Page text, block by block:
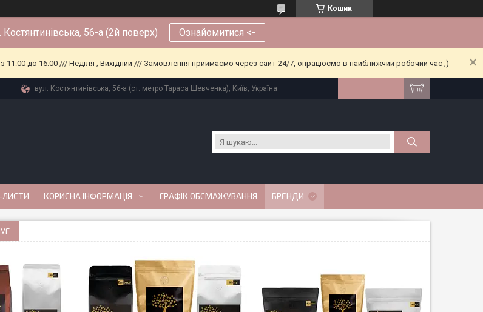
Кошик
Костянтинівська, 56-а (2й поверх) Ознайомитися <-
до 16:00 /// Неділя ; Вихідний /// Замовлення приймаємо через сайт 24/7, опрацюємо в найближчий робочий час ;)
вул. Костянтинівська, 56-а (ст. метро Тараса Шевченка), Київ, Україна
ЛИСТИ КОРИСНА ІНФОРМАЦІЯ ГРАФІК ОБСМАЖУВАННЯ БРЕНДИ